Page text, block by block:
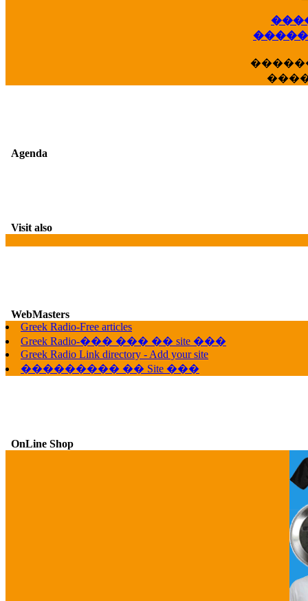
Agenda
Visit also
WebMasters
Greek Radio-Free articles
Greek Radio-��� ��� �� site ���
Greek Radio Link directory - Add your site
��������� �� Site ���
OnLine Shop